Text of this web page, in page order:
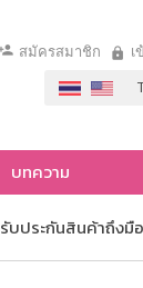
สมัครสมาชิก เ
บทความ
รับประกันสินค้าถึงมื